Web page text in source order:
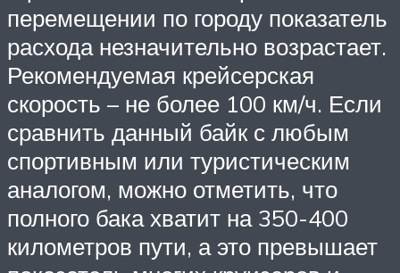
перемещении по городу показатель
расхода незначительно возрастает.
Рекомендуемая крейсерская
скорость – не более 100 км/ч. Если
сравнить данный байк с любым
спортивным или туристическим
аналогом, можно отметить, что
полного бака хватит на 350-400
километров пути, а это превышает